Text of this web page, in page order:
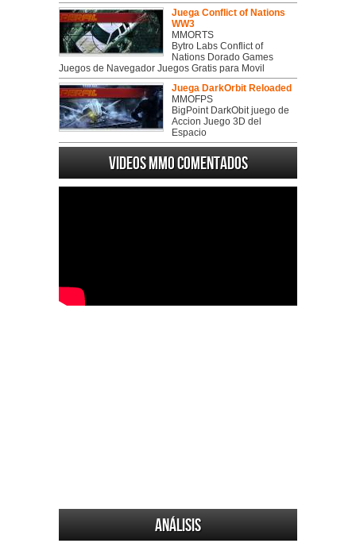
Juega Conflict of Nations
WW3
MMORTS
Bytro Labs Conflict of
Nations Dorado Games
Juegos de Navegador Juegos Gratis para Movil
Juega DarkOrbit Reloaded
MMOFPS
BigPoint DarkObit juego de
Accion Juego 3D del
Espacio
Videos MMO Comentados
Análisis